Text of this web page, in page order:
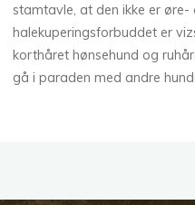
stamtavle, at den ikke er
halekuperingsforbuddet er
korthåret hønsehund og
gå i paraden med andre